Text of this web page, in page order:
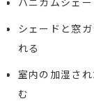
シェードと窓
れる
室内の加湿さ
む